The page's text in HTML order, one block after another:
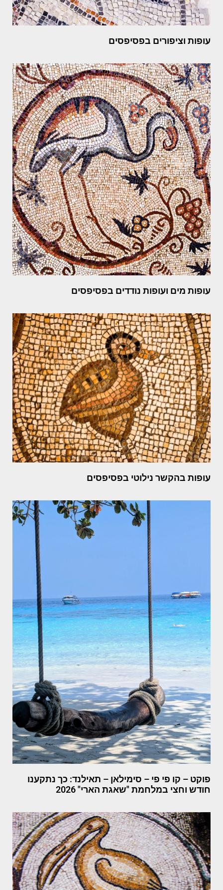
עופות וציפורים בפסיפסים
עופות מים ועופות נודדים בפסיפסים
עופות בהקשר נילוטי בפסיפסים
פוקט – קו פי פי – סימילאן – תאילנד: כך נתקענו
חודש וחצי במלחמת "שאגת הארי" 2026